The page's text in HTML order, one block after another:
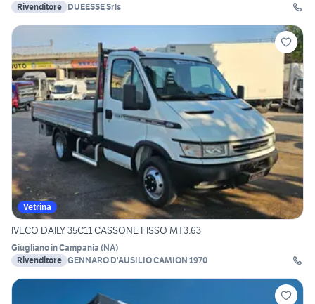
Rivenditore DUEESSE Srls
Vetrina
IVECO DAILY 35C11 CASSONE FISSO MT3.63
Giugliano in Campania (NA)
Rivenditore GENNARO D'AUSILIO CAMION 1970